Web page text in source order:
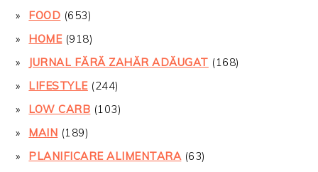
FOOD (653)
HOME(918)
JURNAL FĂRĂ ZAHĂR ADĂUGAT (168)
LIFESTYLE(244)
LOW CARB (103)
MAIN (189)
PLANIFICARE ALIMENTARA(63)